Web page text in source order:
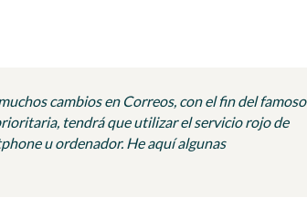
cambios en Correos, con el fin del famoso
tendrá que utilizar el servicio rojo de
u ordenador. He aquí algunas